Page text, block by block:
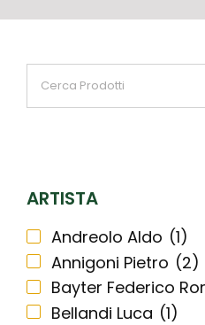
ARTISTA
Andreolo Aldo (1)
Annigoni Pietro (2)
Bayter Federico
Bellandi Luca (1)